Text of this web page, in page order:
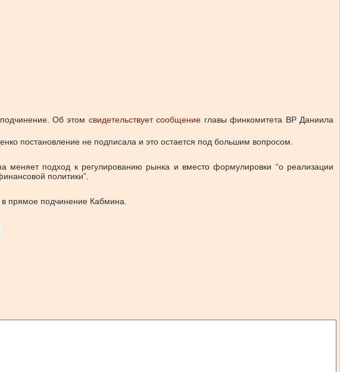
Об этом свидетельствует сообщение главы финкомитета ВР Даниила
постановление не подписала и это остается под большим вопросом.
меняет подход к регулированию рынка и вместо формулировки “о реализации
политики”.
прямое подчинение Кабмина.